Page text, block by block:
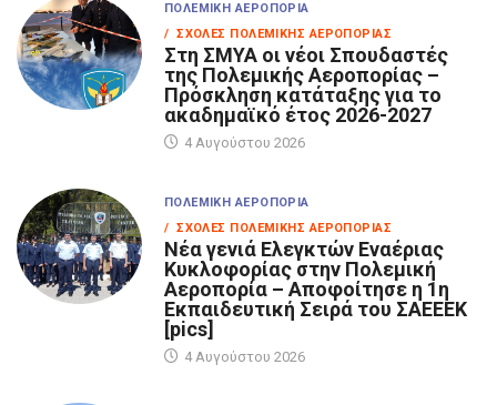
ΠΟΛΕΜΙΚΉ ΑΕΡΟΠΟΡΊΑ
/ ΣΧΟΛΈΣ ΠΟΛΕΜΙΚΉΣ ΑΕΡΟΠΟΡΊΑΣ
Στη ΣΜΥΑ οι νέοι Σπουδαστές
της Πολεμικής Αεροπορίας –
Πρόσκληση κατάταξης για το
ακαδημαϊκό έτος 2026-2027
4 Αυγούστου 2026
ΠΟΛΕΜΙΚΉ ΑΕΡΟΠΟΡΊΑ
/ ΣΧΟΛΈΣ ΠΟΛΕΜΙΚΉΣ ΑΕΡΟΠΟΡΊΑΣ
Νέα γενιά Ελεγκτών Εναέριας
Κυκλοφορίας στην Πολεμική
Αεροπορία – Αποφοίτησε η 1η
Εκπαιδευτική Σειρά του ΣΑΕΕΕΚ
[pics]
4 Αυγούστου 2026